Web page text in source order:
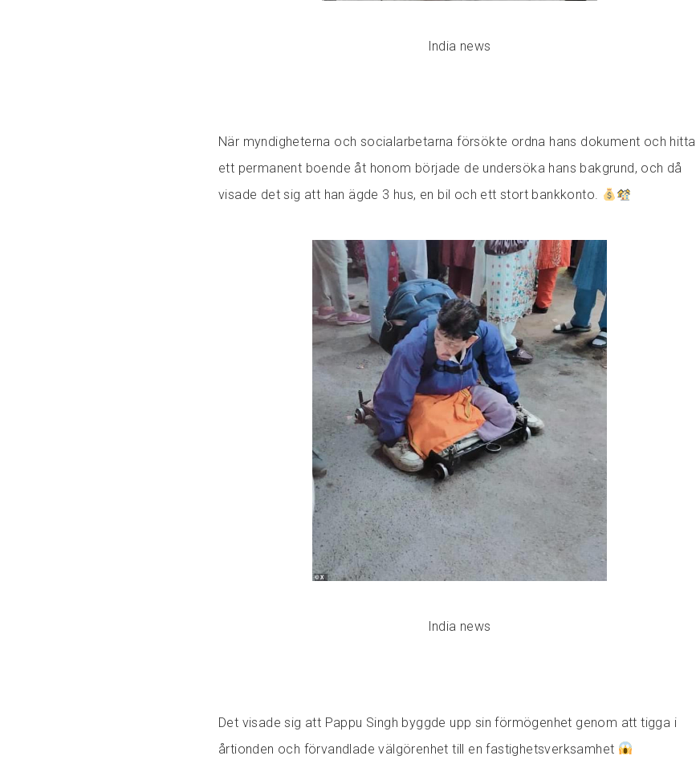
India news
När myndigheterna och socialarbetarna försökte ordna hans dokument och hitta
ett permanent boende åt honom började de undersöka hans bakgrund, och då
visade det sig att han ägde 3 hus, en bil och ett stort bankkonto.
India news
Det visade sig att Pappu Singh byggde upp sin förmögenhet genom att tigga i
årtionden och förvandlade välgörenhet till en fastighetsverksamhet